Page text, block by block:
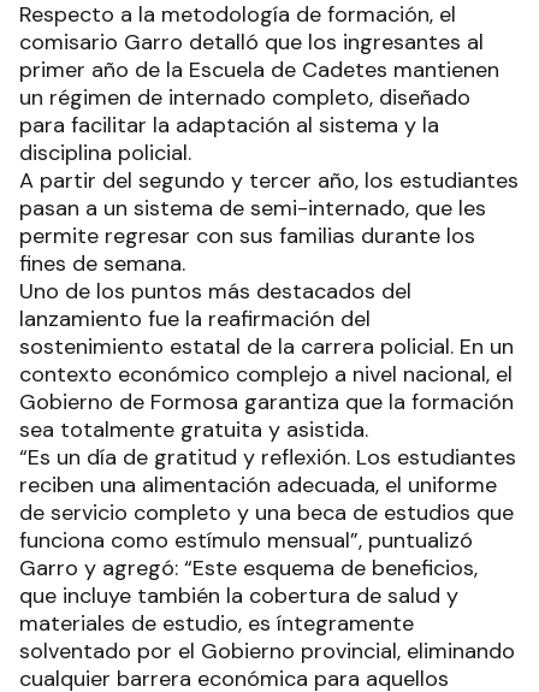
Respecto a la metodología de formación, el
comisario Garro detalló que los ingresantes al
primer año de la Escuela de Cadetes mantienen
un régimen de internado completo, diseñado
para facilitar la adaptación al sistema y la
disciplina policial.
A partir del segundo y tercer año, los estudiantes
pasan a un sistema de semi-internado, que les
permite regresar con sus familias durante los
fines de semana.
Uno de los puntos más destacados del
lanzamiento fue la reafirmación del
sostenimiento estatal de la carrera policial. En un
contexto económico complejo a nivel nacional, el
Gobierno de Formosa garantiza que la formación
sea totalmente gratuita y asistida.
“Es un día de gratitud y reflexión. Los estudiantes
reciben una alimentación adecuada, el uniforme
de servicio completo y una beca de estudios que
funciona como estímulo mensual”, puntualizó
Garro y agregó: “Este esquema de beneficios,
que incluye también la cobertura de salud y
materiales de estudio, es íntegramente
solventado por el Gobierno provincial, eliminando
cualquier barrera económica para aquellos